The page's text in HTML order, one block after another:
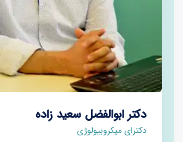
دکتر ابوالفضل سعید زاده
دکترای میکروبیولوژی